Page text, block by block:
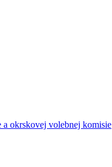
a okrskovej volebnej komisie